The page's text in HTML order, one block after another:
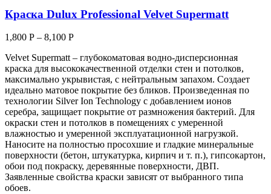
Краска Dulux Professional Velvet Supermatt
1,800 Р – 8,100 Р
Velvet Supermatt – глубокоматовая водно-дисперсионная
краска для высококачественной отделки стен и потолков,
максимально укрывистая, с нейтральным запахом. Создает
идеально матовое покрытие без бликов. Произведенная по
технологии Silver Ion Technology с добавлением ионов
серебра, защищает покрытие от размножения бактерий. Для
окраски стен и потолков в помещениях с умеренной
влажностью и умеренной эксплуатационной нагрузкой.
Наносите на полностью просохшие и гладкие минеральные
поверхности (бетон, штукатурка, кирпич и т. п.), гипсокартон,
обои под покраску, деревянные поверхности, ДВП.
Заявленные свойства краски зависят от выбранного типа
обоев.